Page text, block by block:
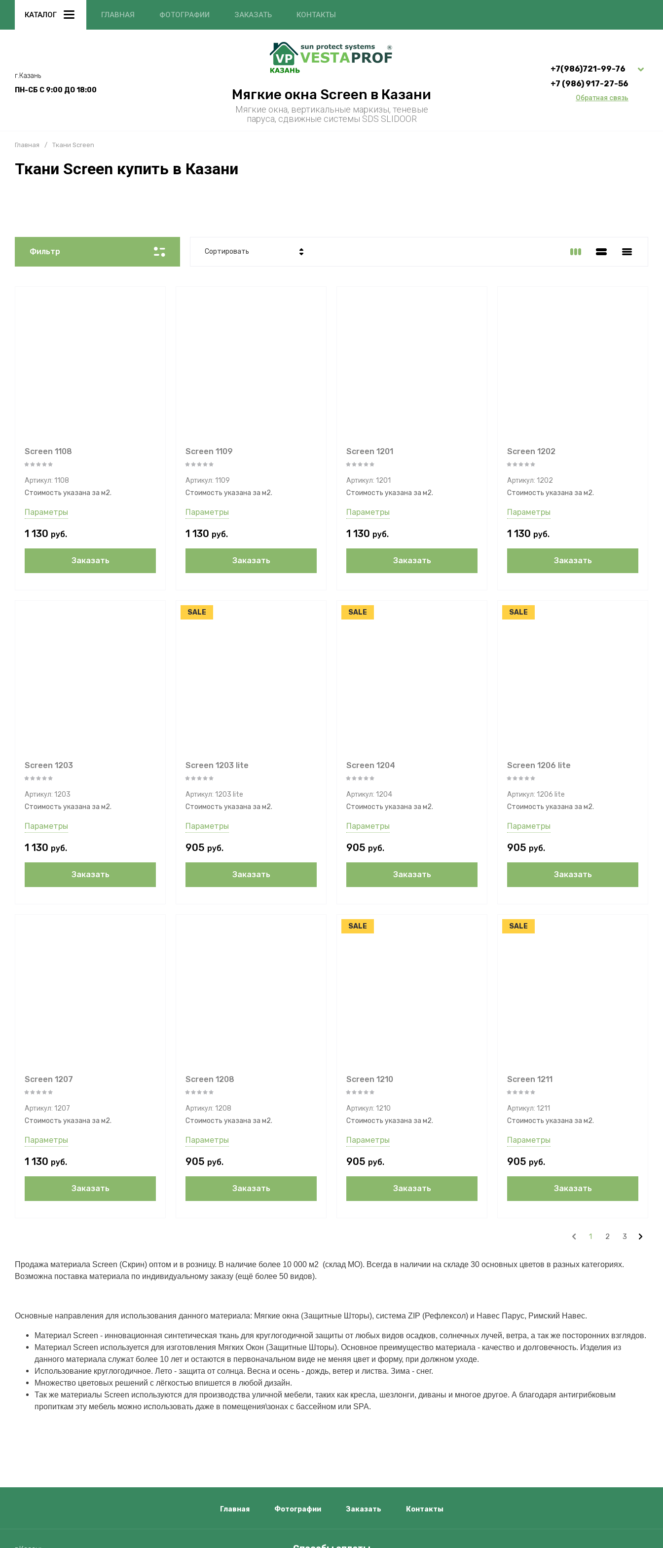
КАТАЛОГ ГЛАВНАЯ ФОТОГРАФИИ ЗАКАЗАТЬ КОНТАКТЫ
г.Казань
ПН-СБ С 9:00 ДО 18:00
Мягкие окна Screen в Казани
Мягкие окна, вертикальные маркизы, теневые
паруса, сдвижные системы SDS SLIDOOR
+7(986)721-99-76
+7 (986) 917-27-56
Обратная связь
Главная / Ткани Screen
Ткани Screen купить в Казани
Фильтр Сортировать
Screen 1108
Артикул: 1108
Стоимость указана за м2.
Параметры
1 130 руб.
Заказать
Screen 1109
Артикул: 1109
Стоимость указана за м2.
Параметры
1 130 руб.
Заказать
Screen 1201
Артикул: 1201
Стоимость указана за м2.
Параметры
1 130 руб.
Заказать
Screen 1202
Артикул: 1202
Стоимость указана за м2.
Параметры
1 130 руб.
Заказать
Screen 1203
Артикул: 1203
Стоимость указана за м2.
Параметры
1 130 руб.
Заказать
SALE
Screen 1203 lite
Артикул: 1203 lite
Стоимость указана за м2.
Параметры
905 руб.
Заказать
SALE
Screen 1204
Артикул: 1204
Стоимость указана за м2.
Параметры
905 руб.
Заказать
SALE
Screen 1206 lite
Артикул: 1206 lite
Стоимость указана за м2.
Параметры
905 руб.
Заказать
Screen 1207
Артикул: 1207
Стоимость указана за м2.
Параметры
1 130 руб.
Заказать
Screen 1208
Артикул: 1208
Стоимость указана за м2.
Параметры
905 руб.
Заказать
SALE
Screen 1210
Артикул: 1210
Стоимость указана за м2.
Параметры
905 руб.
Заказать
SALE
Screen 1211
Артикул: 1211
Стоимость указана за м2.
Параметры
905 руб.
Заказать
1 2 3
Продажа материала Screen (Скрин) оптом и в розницу. В наличие более 10 000 м2 (склад МО). Всегда в наличии на складе 30 основных цветов в разных категориях.
Возможна поставка материала по индивидуальному заказу (ещё более 50 видов).
Основные направления для использования данного материала: Мягкие окна (Защитные Шторы), система ZIP (Рефлексол) и Навес Парус, Римский Навес.
Материал Screen - инновационная синтетическая ткань для круглогодичной защиты от любых видов осадков, солнечных лучей, ветра, а так же посторонних взглядов.
Материал Screen используется для изготовления Мягких Окон (Защитные Шторы). Основное преимущество материала - качество и долговечность. Изделия из
данного материала служат более 10 лет и остаются в первоначальном виде не меняя цвет и форму, при должном уходе.
Использование круглогодичное. Лето - защита от солнца. Весна и осень - дождь, ветер и листва. Зима - снег.
Множество цветовых решений с лёгкостью впишется в любой дизайн.
Так же материалы Screen используются для производства уличной мебели, таких как кресла, шезлонги, диваны и многое другое. А благодаря антигрибковым
пропиткам эту мебель можно использовать даже в помещения\зонах с бассейном или SPA.
Главная Фотографии Заказать Контакты